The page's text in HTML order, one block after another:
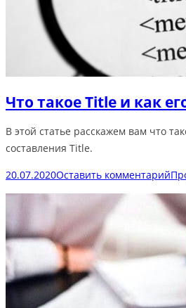
Что такое Title и как
В этой статье расскажем вам что
составления Title.
20.07.2020Оставить комментарий